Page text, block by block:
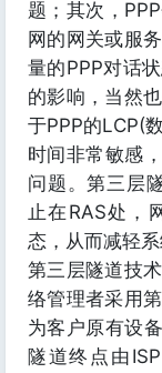
题；其次，
网的网关或服
量的PPP对话
的影响，当然
于PPP的LCP(
时间非常敏感
问题。第三层
止在RAS处，
态，从而减轻系
第三层隧道技
络管理者采用
为客户原有设
隧道终点由